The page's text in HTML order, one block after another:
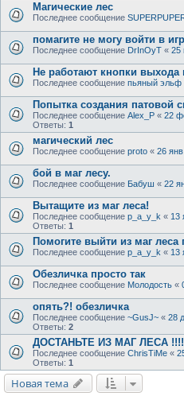
Магические лес
Последнее сообщение
помагите не могу войти в
Последнее сообщение DrInOyT « 25
Не работают кнопки выхода
Последнее сообщение пьяный эльф
Попытка создания патовой
Последнее сообщение Alex_P « 22
Ответы: 1
магический лес
Последнее сообщение proto « 26
бой в маг лесу.
Последнее сообщение Бабуш « 22
Вытащите из маг леса!
Последнее сообщение p_a_y_k « 13
Ответы: 1
Помогите выйти из маг леса
Последнее сообщение p_a_y_k « 13
Обезличка просто так
Последнее сообщение Молодость «
опять?! обезличка
Последнее сообщение ~GusJ~ « 28
Ответы: 2
ДОСТАНЬТЕ ИЗ МАГ ЛЕСА
Последнее сообщение ChrisTiMe «
Ответы: 1
Новая тема